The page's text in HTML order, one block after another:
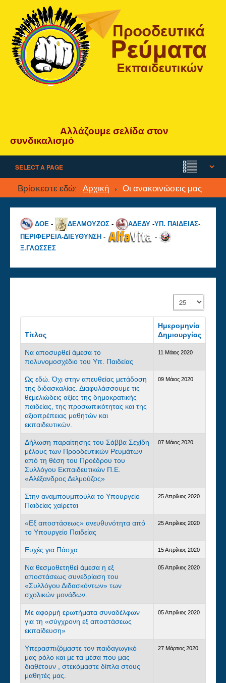
Αλλάζουμε σελίδα στον
συνδικαλισμό
Βρίσκεστε εδώ: Αρχική Οι ανακοινώσεις μας
ΔΟΕ - ΔΕΛΜΟΥΖΟΣ - ΑΔΕΔΥ -ΥΠ. ΠΑΙΔΕΙΑΣ-
ΠΕΡΙΦΕΡΕΙΑ-ΔΙΕΥΘΥΝΣΗ -
-
Ξ.ΓΛΩΣΣΕΣ
Εμφάνιση #
Τίτλος
Ημερομηνία
Δημιουργίας
Να αποσυρθεί άμεσα το
πολυνομοσχέδιο του Υπ. Παιδείας
11 Μάιος 2020
Ως εδώ. Όχι στην απευθείας μετάδοση
της διδασκαλίας. Διαφυλάσσουμε τις
θεμελιώδεις αξίες της δημοκρατικής
παιδείας, της προσωπικότητας και της
αξιοπρέπειας μαθητών και
εκπαιδευτικών.
09 Μάιος 2020
Δήλωση παραίτησης του Σάββα Σεχίδη
μέλους των Προοδευτικών Ρευμάτων
από τη θέση του Προέδρου του
Συλλόγου Εκπαιδευτικών Π.Ε.
«Αλέξανδρος Δελμούζος»
07 Μάιος 2020
Στην αναμπουμπούλα το Υπουργείο
Παιδείας χαίρεται
25 Απρίλιος 2020
«Eξ αποστάσεως» ανευθυνότητα από
το Υπουργείο Παιδείας
25 Απρίλιος 2020
Ευχές για Πάσχα. 15 Απρίλιος 2020
Να θεσμοθετηθεί άμεσα η εξ
αποστάσεως συνεδρίαση του
«Συλλόγου Διδασκόντων» των
σχολικών μονάδων.
05 Απρίλιος 2020
Με αφορμή ερωτήματα συναδέλφων
για τη «σύγχρονη εξ αποστάσεως
εκπαίδευση»
05 Απρίλιος 2020
Υπερασπιζόμαστε τον παιδαγωγικό
μας ρόλο και με τα μέσα που μας
διαθέτουν , στεκόμαστε δίπλα στους
μαθητές μας.
27 Μάρτιος 2020